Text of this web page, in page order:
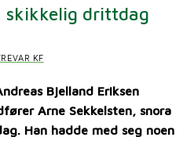
skikkelig drittdag
KF
Bjelland Eriksen
Arne Sekkelsten, snora
Han hadde med seg noen